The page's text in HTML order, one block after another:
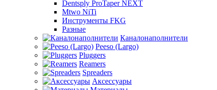
Dentsply ProTaper NEXT
Mtwo NiTi
Инструменты FKG
Разные
Каналонаполнители
Peeso (Largo)
Pluggers
Reamers
Spreaders
Аксессуары